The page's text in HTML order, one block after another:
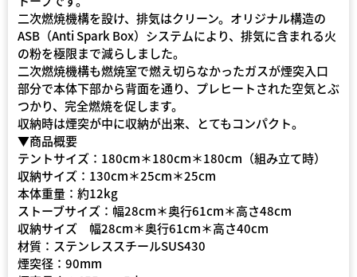
二次燃焼機構を設け、排気はクリーン。オリジナル構造の
ASB（Anti Spark Box）システムにより、排気に含まれる火
の粉を極限まで減らしました。
二次燃焼機構も燃焼室で燃え切らなかったガスが煙突入口
部分で本体下部から背面を通り、プレヒートされた空気とぶ
つかり、完全燃焼を促します。
収納時は煙突が中に収納が出来、とてもコンパクト。
▼商品概要
テントサイズ：180cm＊180cm＊180cm（組み立て時）
収納サイズ：130cm＊25cm＊25cm
本体重量：約12kg
ストーブサイズ：幅28cm＊奥行61cm＊高さ48cm
収納サイズ 幅28cm＊奥行61cm＊高さ40cm
材質：ステンレススチールSUS430
煙突径：90mm